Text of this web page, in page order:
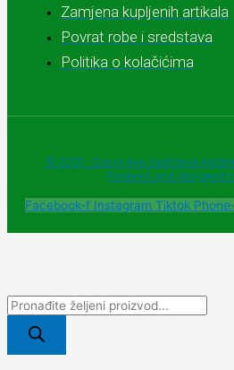
Zamjena kupljenih artikala
Povrat robe i sredstava
Politika o kolačićima
© 2025 - Sva prava zadržava
Powered and designed
Facebook-f Instagram Tiktok